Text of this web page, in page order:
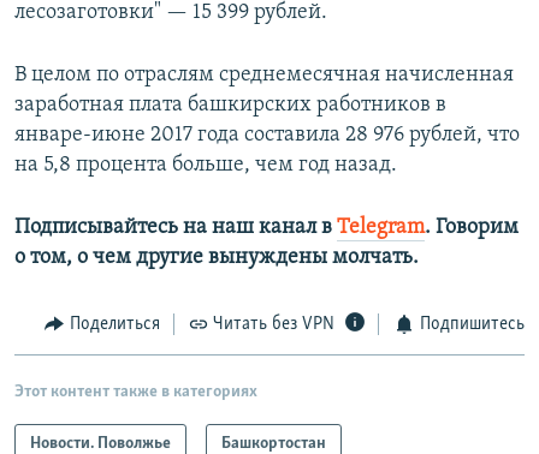
лесозаготовки" — 15 399 рублей.
В целом по отраслям среднемесячная начисленная
заработная плата башкирских работников в
январе-июне 2017 года составила 28 976 рублей, что
на 5,8 процента больше, чем год назад.
Подписывайтесь на наш канал в Telegram. Говорим
о том, о чем другие вынуждены молчать.
Поделиться Читать без VPN Подпишитесь
Этот контент также в категориях
Новости. Поволжье Башкортостан